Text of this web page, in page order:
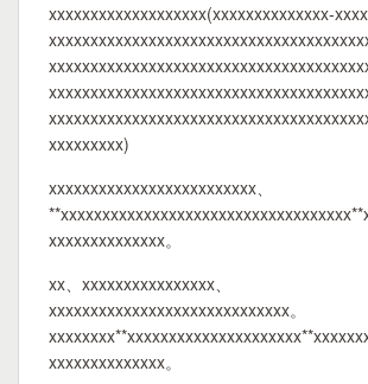
xxxxxxxxxxxxxxxxxxx(xxxxxxxxxxxxxx-
xxxxxxxxx)
xxxxxxxxxxxxxxxxxxxxxxxxx、
**xxxxxxxxxxxxxxxxxxxxxxxxxxxxxxxxxxx**x
xxxxxxxxxxxxxx。
xx、xxxxxxxxxxxxxxxx、
xxxxxxxxxxxxxxxxxxxxxxxxxxxxx。
xxxxxxxxxxxxxx。